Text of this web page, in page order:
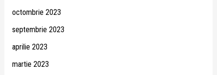
octombrie 2023
septembrie 2023
aprilie 2023
martie 2023